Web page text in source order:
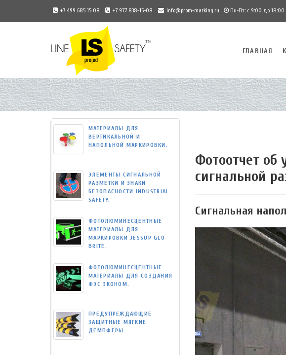
+7 499 685 15 08 +7 977 838-15-08 info@prom-marking.ru Пн-Пт: с 9:00 до 18:00
Universal
-
go
to
homepage
ГЛАВНАЯ
Фотоотчет об
сигнальной
Сигнальная
МАТЕРИАЛЫ ДЛЯ
ВЕРТИКАЛЬНОЙ И
НАПОЛЬНОЙ МАРКИРОВКИ.
ЭЛЕМЕНТЫ СИГНАЛЬНОЙ
РАЗМЕТКИ И ЗНАКИ
БЕЗОПАСНОСТИ INDUSTRIAL
SAFETY.
ФОТОЛЮМИНЕСЦЕНТНЫЕ
МАТЕРИАЛЫ ДЛЯ
МАРКИРОВКИ JESSUP GLO
BRITE.
ФОТОЛЮМИНЕСЦЕНТНЫЕ
МАТЕРИАЛЫ ДЛЯ СОЗДАНИЯ
ФЭС ЭКОНОМ.
ПРЕДУПРЕЖДАЮЩИЕ
ЗАЩИТНЫЕ МЯГКИЕ
ДЕМПФЕРЫ.